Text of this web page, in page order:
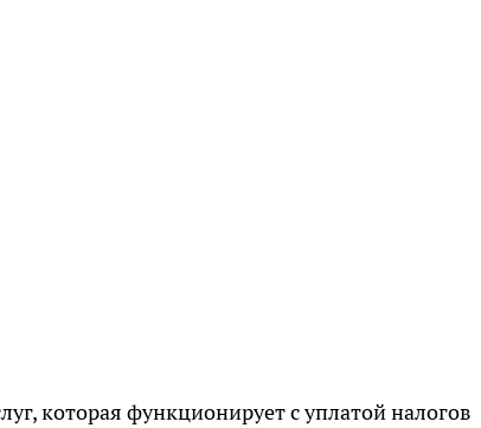
которая функционирует с уплатой налогов